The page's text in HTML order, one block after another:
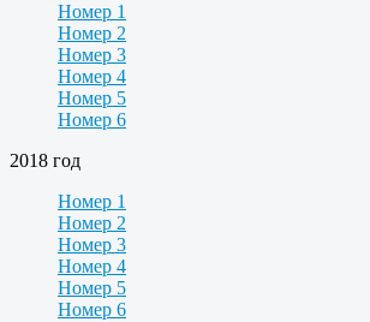
Номер 1
Номер 2
Номер 3
Номер 4
Номер 5
Номер 6
2018 год
Номер 1
Номер 2
Номер 3
Номер 4
Номер 5
Номер 6